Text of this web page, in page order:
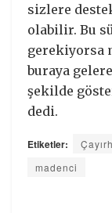
sizlere
olabilir. Bu
gerekiyorsa
buraya
şekilde
dedi.
Etiketler:
madenci